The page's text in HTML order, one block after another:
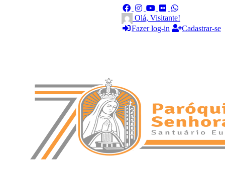
Olá, Visitante!
Fazer log-in
Cadastrar-se